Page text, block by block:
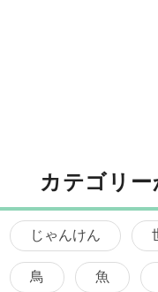
カテゴリ
じゃんけん
鳥 魚